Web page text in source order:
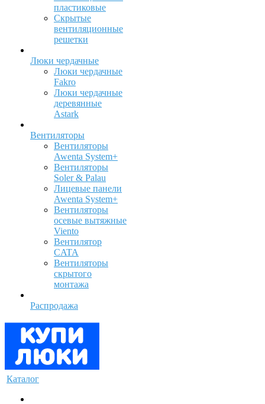
пластиковые
Скрытые
вентиляционные
решетки
Люки чердачные
Люки чердачные
Fakro
Люки чердачные
деревянные
Astark
Вентиляторы
Вентиляторы
Awenta System+
Вентиляторы
Soler & Palau
Лицевые панели
Awenta System+
Вентиляторы
осевые вытяжные
Viento
Вентилятор
CATA
Вентиляторы
скрытого
монтажа
Распродажа
Каталог